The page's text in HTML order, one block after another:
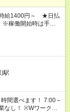
給1400円～ ★日払
稼働開始時は手続き
)駅
ワークの